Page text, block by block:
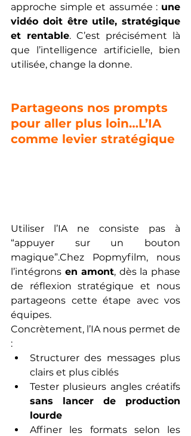
approche simple et assumée : une
vidéo doit être utile, stratégique
et rentable. C’est précisément là
que l’intelligence artificielle, bien
utilisée, change la donne.
Partageons nos prompts
pour aller plus loin…L’IA
comme levier stratégique
Utiliser l’IA ne consiste pas à
“appuyer sur un bouton
magique”.Chez Popmyfilm, nous
l’intégrons en amont, dès la phase
de réflexion stratégique et nous
partageons cette étape avec vos
équipes.
Concrètement, l’IA nous permet de
:
Structurer des messages plus
clairs et plus ciblés
sans lancer de production
lourde
Affiner les formats selon les